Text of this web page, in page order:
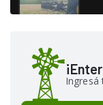
Ingresá